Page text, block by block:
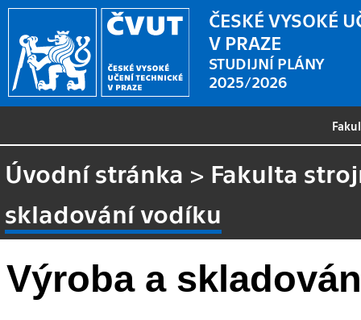
ČESKÉ VYSOKÉ
V PRAZE
STUDIJNÍ PLÁNY
2025/2026
Úvodní stránka > Fakulta
skladování vodíku
Výroba a